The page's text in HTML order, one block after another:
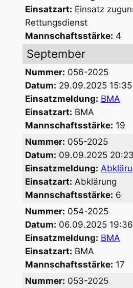
Einsatzart: Einsatz
Rettungsdienst
Mannschaftsstärke: 4
September
Nummer: 056-2025
Datum: 29.09.2025 15:35
Einsatzmeldung: BMA
Einsatzart: BMA
Mannschaftsstärke: 19
Nummer: 055-2025
Datum: 09.09.2025 20:23
Einsatzmeldung:
Einsatzart: Abklärung
Mannschaftsstärke: 6
Nummer: 054-2025
Datum: 06.09.2025 19:36
Einsatzmeldung: BMA
Einsatzart: BMA
Mannschaftsstärke: 17
Nummer: 053-2025